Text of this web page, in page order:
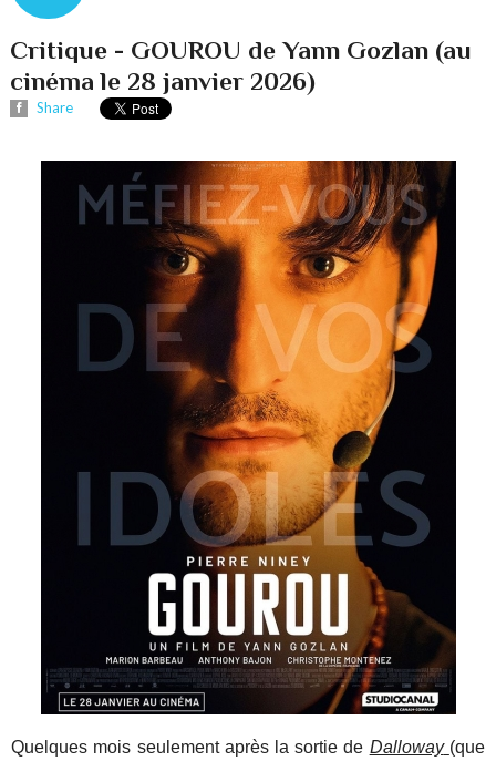
Critique - GOUROU de Yann Gozlan (au
cinéma le 28 janvier 2026)
Share
Quelques mois seulement après la sortie de Dalloway (que